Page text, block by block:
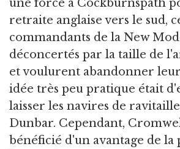
une force à Cockburnspath
retraite anglaise vers le sud,
commandants de la New
déconcertés par la taille de
et voulurent abandonner
idée très peu pratique était
laisser les navires de
Dunbar. Cependant,
bénéficié d'un avantage de la